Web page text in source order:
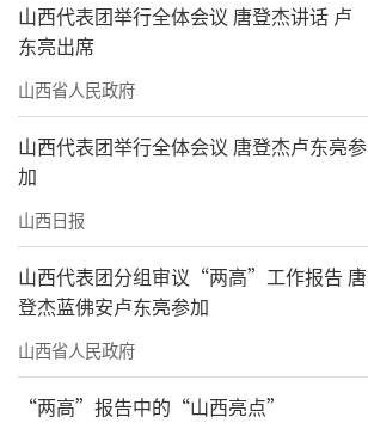
山西代表团举行全体会议 唐登杰讲话 卢
东亮出席
山西省人民政府
山西代表团举行全体会议 唐登杰卢东亮参
加
山西日报
山西代表团分组审议“两高”工作报告 唐
登杰蓝佛安卢东亮参加
山西省人民政府
“两高”报告中的“山西亮点”